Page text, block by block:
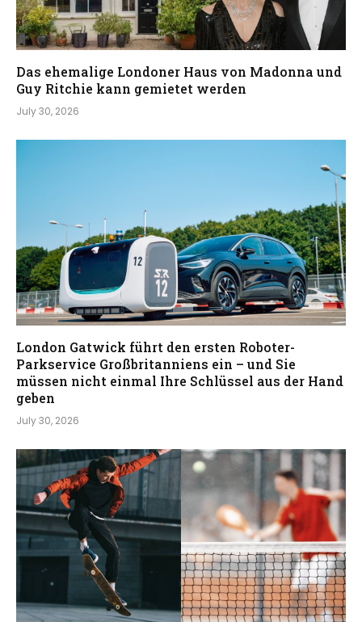
Das ehemalige Londoner Haus von Madonna und
Guy Ritchie kann gemietet werden
July 30, 2026
London Gatwick führt den ersten Roboter-
Parkservice Großbritanniens ein – und Sie
müssen nicht einmal Ihre Schlüssel aus der Hand
geben
July 30, 2026